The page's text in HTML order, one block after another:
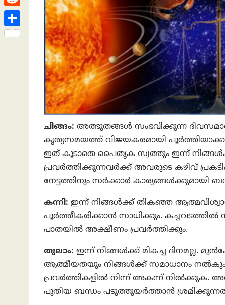
ചിങ്ങം: അത്ഭുതങ്ങള്‍ സംഭവിക്കുന്ന
കൃത്യസമയത്ത് വിജയകരമായി
ഇത് കൂടാതെ പൈതൃക സ്വത്തും ഇന്ന്
പ്രവര്‍ത്തിക്കുന്നവര്‍ക്ക് അവരുടെ കഴിവ്
നേട്ടത്തിനും സര്‍ക്കാര്‍ കാര്യങ്ങള്‍ക്കുമായി
കന്നി: ഇന്ന് നിങ്ങള്‍ക്ക് തികഞ്ഞ
പൂര്‍ത്തീകരിക്കാന്‍ സാധിക്കും. കച്ചവടത്തില്‍
പാതയില്‍ അക്ഷീണം പ്രവര്‍ത്തിക്കും.
തുലാം: ഇന്ന് നിങ്ങള്‍ക്ക് മികച്ച ദിനമല്ല.
ആത്മീയതയും നിങ്ങള്‍ക്ക് സമാധാനം
പ്രവര്‍ത്തികളില്‍ നിന്ന് അകന്ന് നില്‍ക്കുക.
പുതിയ ബന്ധം പടുത്തുയര്‍ത്താന്‍ ശ്രമിക്കുന്നത്
s
e
t
n
k
e
h
a
R
e
S